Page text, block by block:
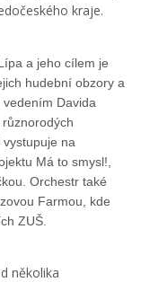
kraje.
a jeho cílem je
hudební obzory a
Davida
na
Má to smysl!,
Orchestr také
Farmou, kde
ZUŠ.
několika